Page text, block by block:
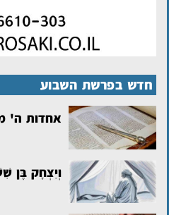
חדש בפרשת השבוע
אחדות ה'
וְיִצְחָק בֶּן